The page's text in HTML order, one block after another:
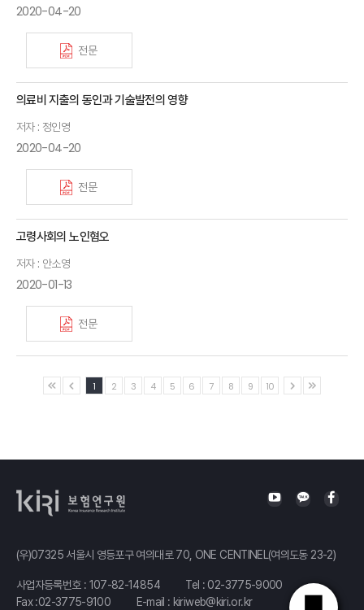
2020-04-20
전문
의료비 지출의 동인과 기술발전의 영향
저자 : 정인영
2020-04-20
전문
고령사회의 노인혐오
저자 : 안소영
2020-01-13
전문
1 2 3 4 5 6 7 8 9 10
(우)07325 서울시 영등포구 여의대로 70, ONE CENTINEL(여의도동 23-2)
사업자등록번호 : 107-82-14854 Tel : 02-3775-9000
Fax :02-3775-9100
E-mail : kiriweb@kiri.or.kr